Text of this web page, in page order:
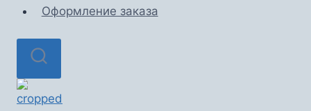
Оформление заказа